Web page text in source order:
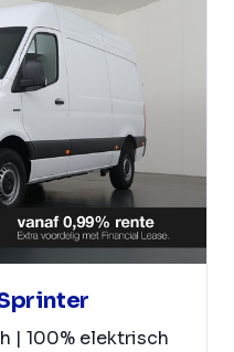
| 100% elektrisch